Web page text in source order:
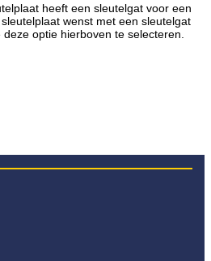
heeft een sleutelgat voor een
wenst met een sleutelgat
optie hierboven te selecteren.